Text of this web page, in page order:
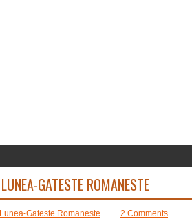
LUNEA-GATESTE ROMANESTE
Lunea-Gateste Romaneste 2 Comments